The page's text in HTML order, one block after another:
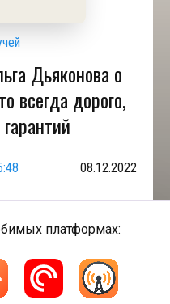
Дьяконова о
всегда дорого,
08.12.2022
платформах: